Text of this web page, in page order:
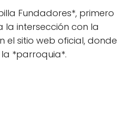
Fundadores*, primero
intersección con la
el sitio web oficial, donde
*parroquia*.